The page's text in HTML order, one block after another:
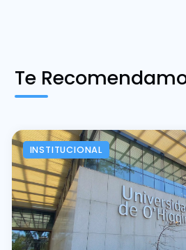
Te
INSTITUCIONAL